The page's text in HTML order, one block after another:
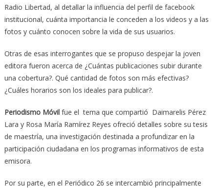
Radio Libertad, al detallar la influencia del perfil de facebook
institucional, cuánta importancia le conceden a los videos y a las
fotos y cuánto conocen sobre la vida de sus usuarios.
Otras de esas interrogantes que se propuso despejar la joven
editora fueron acerca de ¿Cuántas publicaciones subir durante
una cobertura?. Qué cantidad de fotos son más efectivas?
¿Cuáles horarios son los ideales para publicar?.
Periodismo Móvilfue el tema que compartió Daimarelis Pérez
Lara y Rosa María Ramírez Reyes ofreció detalles sobre su tesis
de maestría, una investigación destinada a profundizar en la
participación ciudadana en los programas informativos de esta
emisora.
Por su parte, en el Periódico 26 se intercambió principalmente